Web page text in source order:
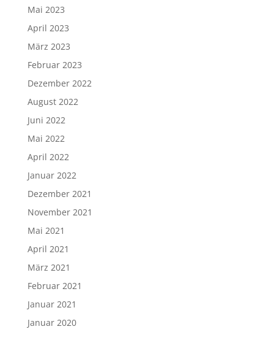
Mai 2023
April 2023
März 2023
Februar 2023
Dezember 2022
August 2022
Juni 2022
Mai 2022
April 2022
Januar 2022
Dezember 2021
November 2021
Mai 2021
April 2021
März 2021
Februar 2021
Januar 2021
Januar 2020